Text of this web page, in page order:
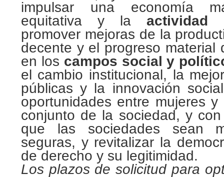
impulsar una economía
equitativa y laactividad
promover mejoras de la
decente y el progreso material
en los campos social y
el cambio institucional, la
públicas y la innovación
oportunidades entre mujeres
conjunto de la sociedad, y
que las sociedades sean
seguras, y revitalizar la
de derecho y su legitimidad.
Los plazos de solicitud para